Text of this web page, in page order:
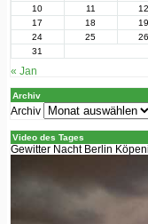
10
11 12
17
18 19
24
25 26
31
« Jan
Archiv
Archiv
Video des Tages
Gewitter Nacht Berlin